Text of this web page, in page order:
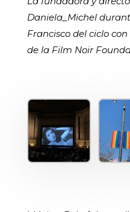
Daniela_Michel
Francisco del ciclo
de la Film Noir